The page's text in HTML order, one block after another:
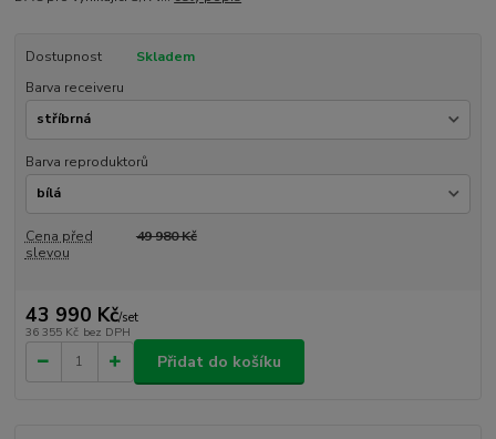
Dostupnost
Skladem
Barva receiveru
Barva reproduktorů
Cena před
slevou
49 980 Kč
43 990 Kč/set
36 355 Kč bez DPH
Přidat do košíku